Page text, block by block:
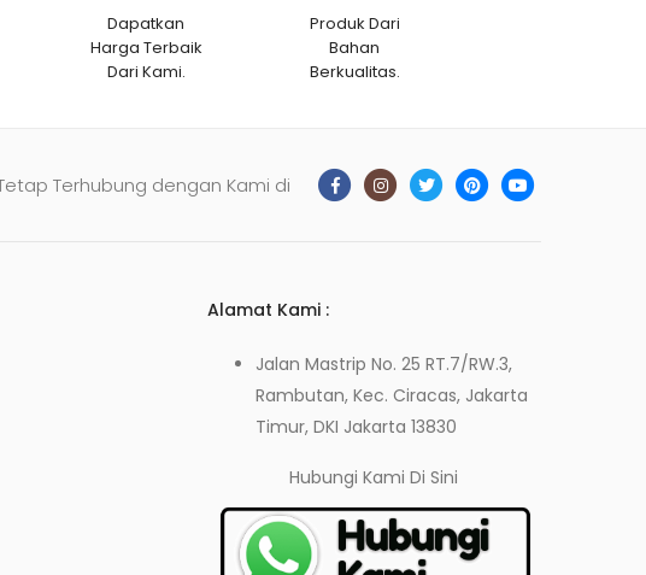
Dapatkan
Harga Terbaik
Dari Kami.
Produk Dari
Bahan
Berkualitas.
Terhubung dengan Kami di
Alamat Kami :
Jalan Mastrip No. 25 RT.7/RW.3,
Rambutan, Kec. Ciracas, Jakarta
Timur, DKI Jakarta 13830
Hubungi KamiDi Sini